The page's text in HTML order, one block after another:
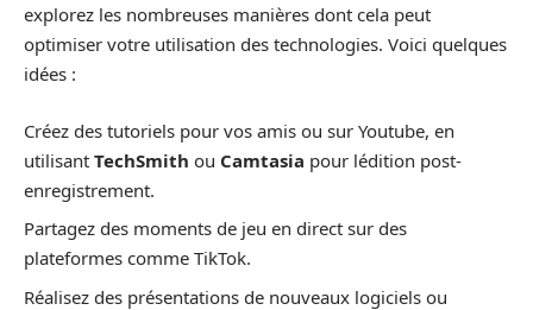
explorez les nombreuses manières dont cela peut
optimiser votre utilisation des technologies. Voici quelques
idées :
Créez des tutoriels pour vos amis ou sur Youtube, en
utilisant TechSmith ou Camtasia pour lédition post-
enregistrement.
Partagez des moments de jeu en direct sur des
plateformes comme TikTok.
Réalisez des présentations de nouveaux logiciels ou